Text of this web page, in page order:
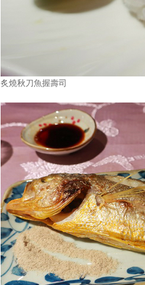
炙燒秋刀魚握壽司